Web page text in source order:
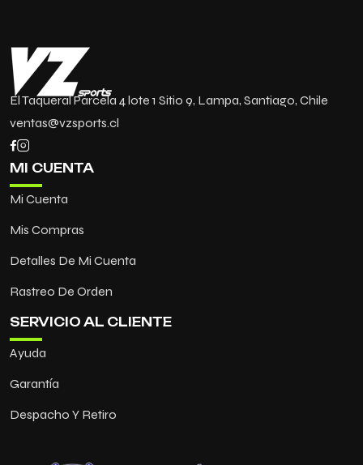
El Taqueral Parcela 4 lote 1 Sitio 9, Lampa, Santiago, Chile
ventas@vzsports.cl
MI CUENTA
Mi Cuenta
Mis Compras
Detalles De Mi Cuenta
Rastreo De Orden
SERVICIO AL CLIENTE
Ayuda
Garantía
Despacho Y Retiro